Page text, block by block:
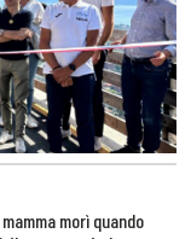
morì quando